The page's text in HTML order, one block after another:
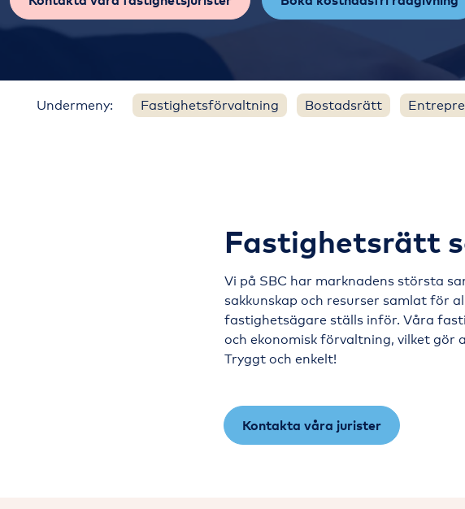
Undermeny: Fastighetsförvaltning Bostadsrätt
Fastighetsrätt
Vi på SBC har marknadens största
sakkunskap och resurser samlat för
fastighetsägare ställs inför. Våra
och ekonomisk förvaltning, vilket gör
Tryggt och enkelt!
Kontakta våra jurister